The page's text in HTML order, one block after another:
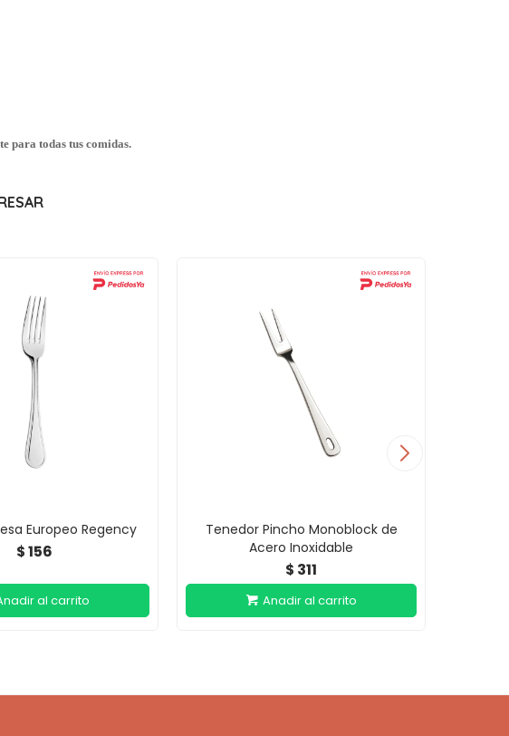
para todas tus comidas.
Europeo Regency
$156
Tenedor Pincho Monoblock de
Acero Inoxidable
$ 311